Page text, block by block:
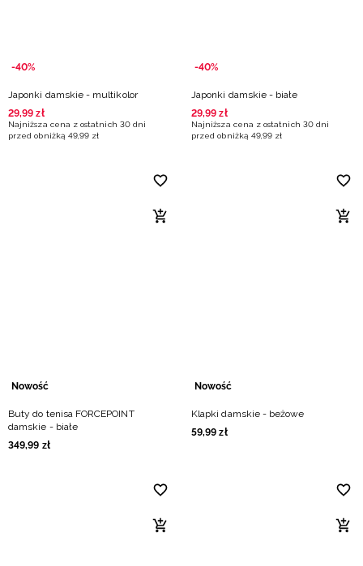
-40%
Japonki damskie - multikolor
29,99 zł
Najniższa cena z ostatnich 30 dni
przed obniżką 49,99 zł
-40%
Japonki damskie - białe
29,99 zł
Najniższa cena z ostatnich 30 dni
przed obniżką 49,99 zł
Nowość
Buty do tenisa FORCEPOINT
damskie - białe
349,99 zł
Nowość
Klapki damskie - beżowe
59,99 zł